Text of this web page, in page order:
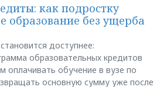
как подростку
образование без ущерба
доступнее:
образовательных кредитов
оплачивать обучение в вузе по
основную сумму уже после